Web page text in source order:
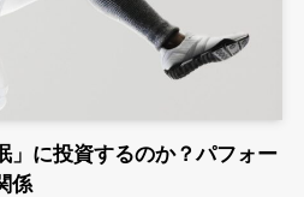
」に投資するのか？パフォー
係